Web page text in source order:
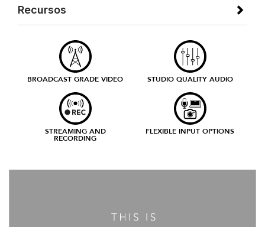
Recursos
BROADCAST GRADE VIDEO STUDIO QUALITY AUDIO
STREAMING AND
RECORDING
FLEXIBLE INPUT OPTIONS